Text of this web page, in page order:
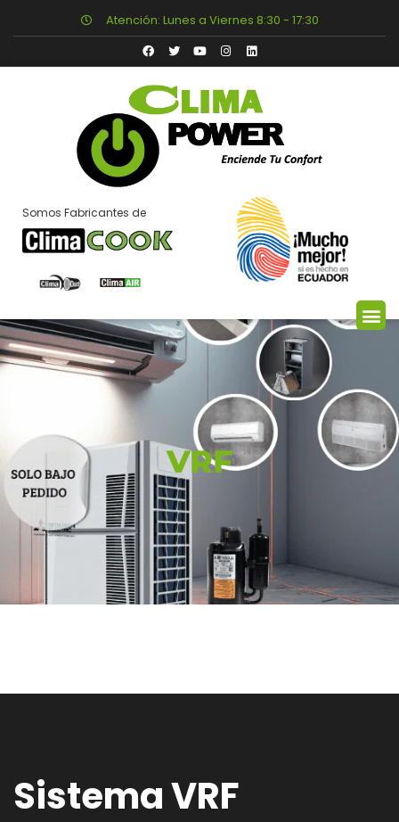
Atención: Lunes a Viernes 8:30 - 17:30
Somos Fabricantes de
VRF
Sistema VRF